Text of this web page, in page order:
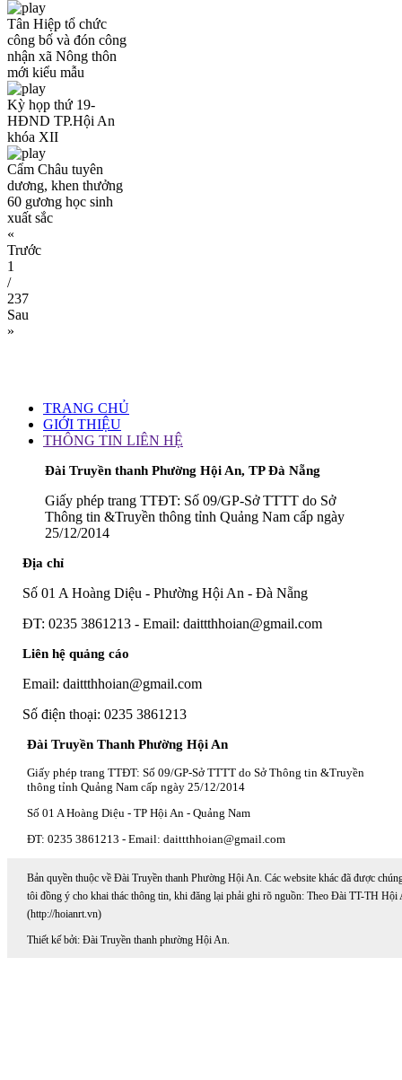
Tân Hiệp tổ chức
công bố và đón công
nhận xã Nông thôn
mới kiểu mẫu
Kỳ họp thứ 19-
HĐND TP.Hội An
khóa XII
Cẩm Châu tuyên
dương, khen thưởng
60 gương học sinh
xuất sắc
«
Trước
1
/
237
Sau
»
TRANG CHỦ
GIỚI THIỆU
THÔNG TIN LIÊN HỆ
Đài Truyền thanh Phường Hội An, TP Đà Nẵng
Giấy phép trang TTĐT: Số 09/GP-Sở TTTT do Sở
Thông tin &Truyền thông tỉnh Quảng Nam cấp ngày
25/12/2014
Địa chỉ
Số 01 A Hoàng Diệu - Phường Hội An - Đà Nẵng
ĐT: 0235 3861213 - Email: daittthhoian@gmail.com
Liên hệ quảng cáo
Email: daittthhoian@gmail.com
Số điện thoại: 0235 3861213
Đài Truyền Thanh Phường Hội An
Giấy phép trang TTĐT: Số 09/GP-Sở TTTT do Sở Thông tin &Truyền
thông tỉnh Quảng Nam cấp ngày 25/12/2014
Số 01 A Hoàng Diệu - TP Hội An - Quảng Nam
ĐT: 0235 3861213 - Email: daittthhoian@gmail.com
Bản quyền thuộc về Đài Truyền thanh Phường Hội An. Các website khác đã được
tôi đồng ý cho khai thác thông tin, khi đăng lại phải ghi rõ nguồn: Theo Đài TT-TH Hội
(http://hoianrt.vn)
Thiết kế bởi: Đài Truyền thanh phường Hội An.